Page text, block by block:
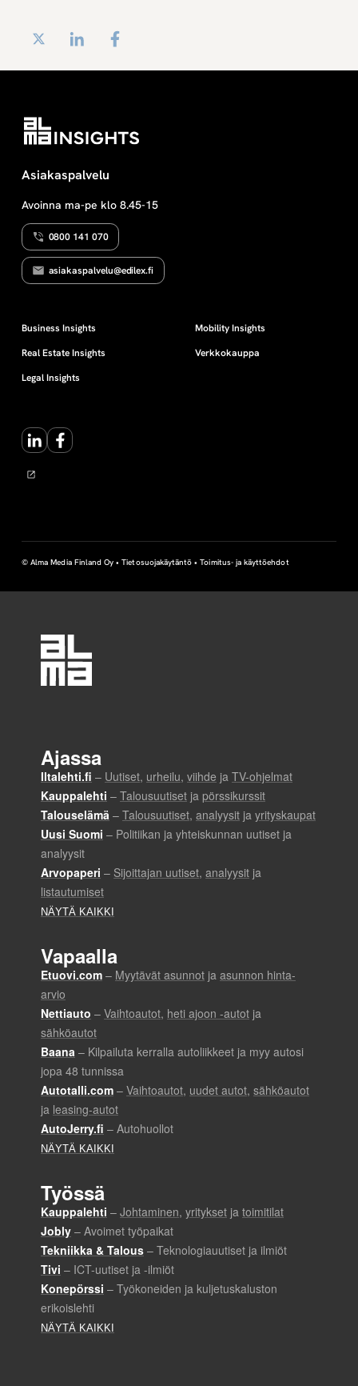
Twitter LinkedIn
Asiakaspalvelu
Avoinna ma-pe klo 8.45-15
0800 141 070
asiakaspalvelu@edilex.fi
Business Insights
Real Estate Insights
Legal Insights
Mobility Insights
Verkkokauppa
LinkedInFacebook
© Alma Media Finland Oy •Tietosuojakäytäntö •Toimitus- ja käyttöehdot